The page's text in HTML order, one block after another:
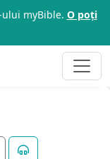
myBible. O poți